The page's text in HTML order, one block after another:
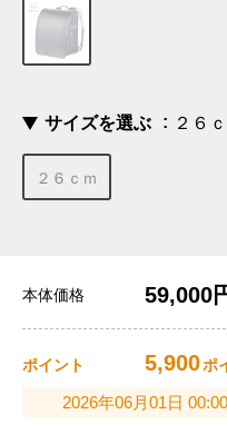
サイズを選ぶ ２６
２６ｃｍ
本体価格 59,000
ポイント 5,900ポ
2026年06月01日